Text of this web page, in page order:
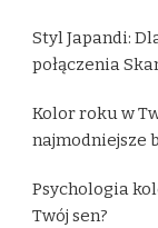
Styl Japandi:
połączenia
Kolor roku w
najmodniejsze
Psychologia
Twój sen?